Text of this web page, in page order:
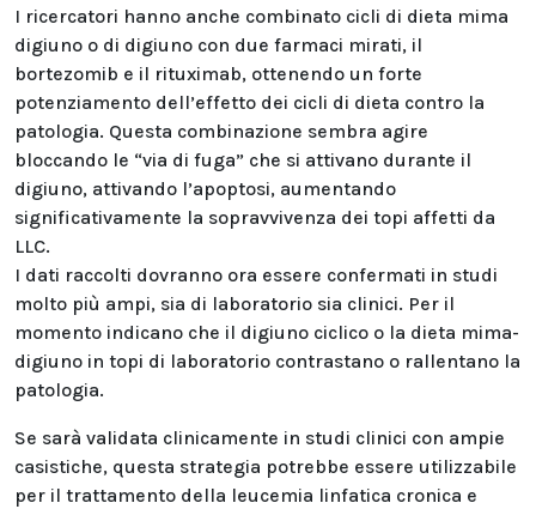
I ricercatori hanno anche combinato cicli di dieta mima
digiuno o di digiuno con due farmaci mirati, il
bortezomib e il rituximab, ottenendo un forte
potenziamento dell’effetto dei cicli di dieta contro la
patologia. Questa combinazione sembra agire
bloccando le “via di fuga” che si attivano durante il
digiuno, attivando l’apoptosi, aumentando
significativamente la sopravvivenza dei topi affetti da
LLC.
I dati raccolti dovranno ora essere confermati in studi
molto più ampi, sia di laboratorio sia clinici. Per il
momento indicano che il digiuno ciclico o la dieta mima-
digiuno in topi di laboratorio contrastano o rallentano la
patologia.
Se sarà validata clinicamente in studi clinici con ampie
casistiche, questa strategia potrebbe essere utilizzabile
per il trattamento della leucemia linfatica cronica e